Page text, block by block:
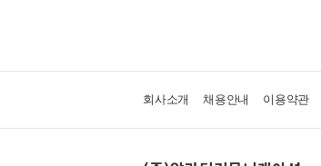
회사소개 채용안내 이용약관